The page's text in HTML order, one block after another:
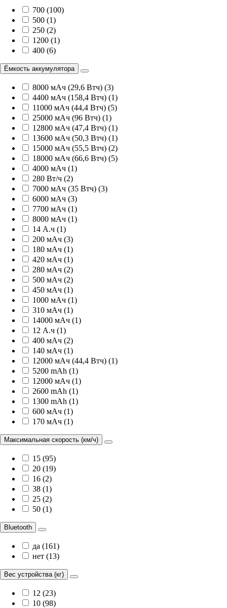
700 (100)
500 (1)
250 (2)
1200 (1)
400 (6)
Ёмкость аккумулятора
8000 мАч (29,6 Втч) (3)
4400 мАч (158,4 Втч) (1)
11000 мАч (44,4 Втч) (5)
25000 мАч (96 Втч) (1)
12800 мАч (47,4 Втч) (1)
13600 мАч (50,3 Втч) (1)
15000 мАч (55,5 Втч) (2)
18000 мАч (66,6 Втч) (5)
4000 мАч (1)
280 Вт/ч (2)
7000 мАч (35 Втч) (3)
6000 мАч (3)
7700 мАч (1)
8000 мАч (1)
14 А.ч (1)
200 мАч (3)
180 мАч (1)
420 мАч (1)
280 мАч (2)
500 мАч (2)
450 мАч (1)
1000 мАч (1)
310 мАч (1)
14000 мАч (1)
12 А.ч (1)
400 мАч (2)
140 мАч (1)
12000 мАч (44,4 Втч) (1)
5200 mAh (1)
12000 мАч (1)
2600 mAh (1)
1300 mAh (1)
600 мАч (1)
170 мАч (1)
Максимальная скорость (км/ч)
15 (95)
20 (19)
16 (2)
38 (1)
25 (2)
50 (1)
Bluetooth
да (161)
нет (13)
Вес устройства (кг)
12 (23)
10 (98)